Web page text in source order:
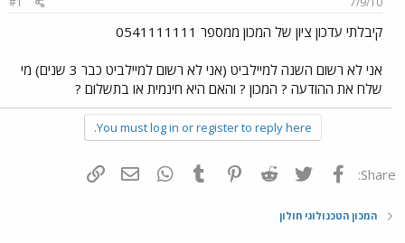
ש
א
ר
קיבלתי עדכון ציון של המכון ממספר 0541111111
אני לא רשום השנה למיילביט (אני לא רשום למיילביט כבר 3 שנים) מי
שלח את ההודעה ? המכון ? והאם היא חינמית או בתשלום ?
You must log in or register to reply here.
Share: פייסבוק Twitter
Reddit
Pinterest
Tumblr
WhatsAppדואר אלקטרוני
המכון הטכנולוגי חולון